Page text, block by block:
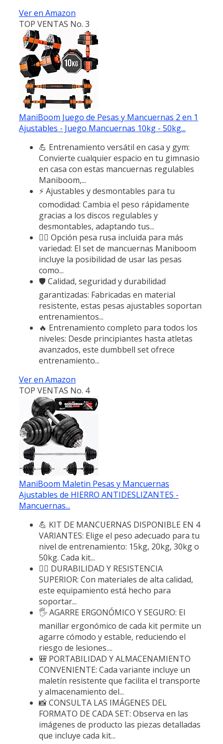
Ver en Amazon
TOP VENTAS No. 3
ManiBoom Juego de Pesas y Mancuernas 2 en 1
Ajustables - Juego Mancuernas 10kg - 50kg...
💪 Entrenamiento versátil en casa y gym:
Convierte cualquier espacio en tu gimnasio
en casa con estas mancuernas regulables
Maniboom,...
⚡ Ajustables y desmontables para tu
comodidad: Cambia el peso rápidamente
gracias a los discos regulables y
desmontables, adaptando tus...
🏋️‍♂️ Opción pesa rusa incluida para más
variedad: El set de mancuernas Maniboom
incluye la posibilidad de usar las pesas
como...
🛡️ Calidad, seguridad y durabilidad
garantizadas: Fabricadas en material
resistente, estas pesas ajustables soportan
entrenamientos...
🔥 Entrenamiento completo para todos los
niveles: Desde principiantes hasta atletas
avanzados, este dumbbell set ofrece
entrenamiento...
Ver en Amazon
TOP VENTAS No. 4
ManiBoom Maletin Pesas y Mancuernas
Ajustables de HIERRO ANTIDESLIZANTES -
Mancuernas...
💪 KIT DE MANCUERNAS DISPONIBLE EN 4
VARIANTES: Elige el peso adecuado para tu
nivel de entrenamiento: 15kg, 20kg, 30kg o
50kg. Cada kit...
🏋️‍♂️ DURABILIDAD Y RESISTENCIA
SUPERIOR: Con materiales de alta calidad,
este equipamiento está hecho para
soportar...
🖐 AGARRE ERGONÓMICO Y SEGURO: El
manillar ergonómico de cada kit permite un
agarre cómodo y estable, reduciendo el
riesgo de lesiones....
🎒 PORTABILIDAD Y ALMACENAMIENTO
CONVENIENTE: Cada variante incluye un
maletín resistente que facilita el transporte
y almacenamiento del...
📸 CONSULTA LAS IMÁGENES DEL
FORMATO DE CADA SET: Observa en las
imágenes de producto las piezas detalladas
que incluye cada kit...